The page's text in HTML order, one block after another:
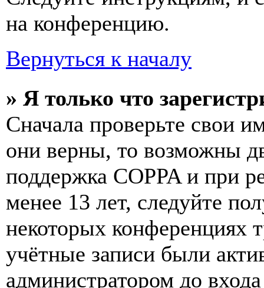
на конференцию.
Вернуться к началу
» Я только что
Сначала проверьте свои
они верны, то возможны
поддержка COPPA и при
менее 13 лет, следуйте
некоторых конференциях
учётные записи были
администратором до